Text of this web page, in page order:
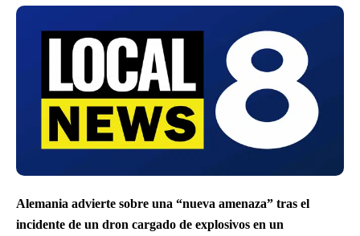
Alemania advierte sobre una “nueva amenaza” tras el
incidente de un dron cargado de explosivos en un